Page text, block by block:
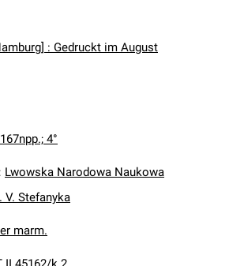
: Gedruckt im August
4°
: Lwowska Narodowa Naukowa
V. Stefanyka
marm.